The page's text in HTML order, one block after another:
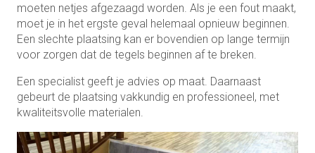
moeten netjes afgezaagd worden. Als je een fout maakt,
moet je in het ergste geval helemaal opnieuw beginnen.
Een slechte plaatsing kan er bovendien op lange termijn
voor zorgen dat de tegels beginnen af te breken.
Een specialist geeft je advies op maat. Daarnaast
gebeurt de plaatsing vakkundig en professioneel, met
kwaliteitsvolle materialen.